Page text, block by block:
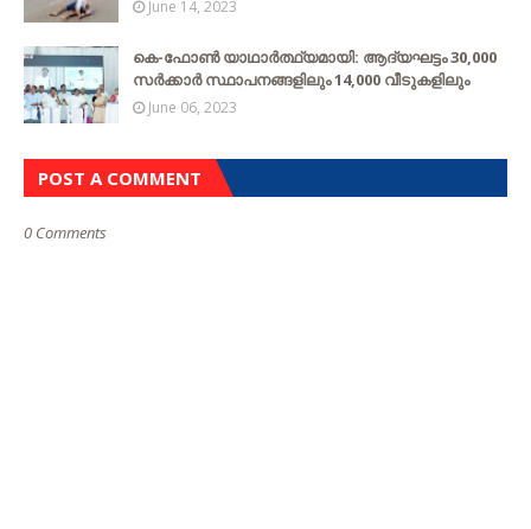
June 14, 2023
കെ-ഫോൺ യാഥാർത്ഥ്യമായി: ആദ്യഘട്ടം 30,000
സർക്കാർ സ്ഥാപനങ്ങളിലും 14,000 വീടുകളിലും
June 06, 2023
POST A COMMENT
0 Comments